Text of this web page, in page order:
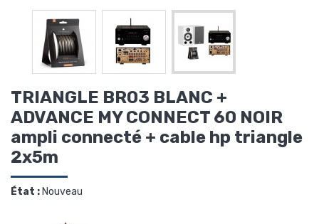
TRIANGLE BR03 BLANC +
ADVANCE MY CONNECT 60 NOIR
ampli connecté + cable hp triangle
2x5m
État :Nouveau